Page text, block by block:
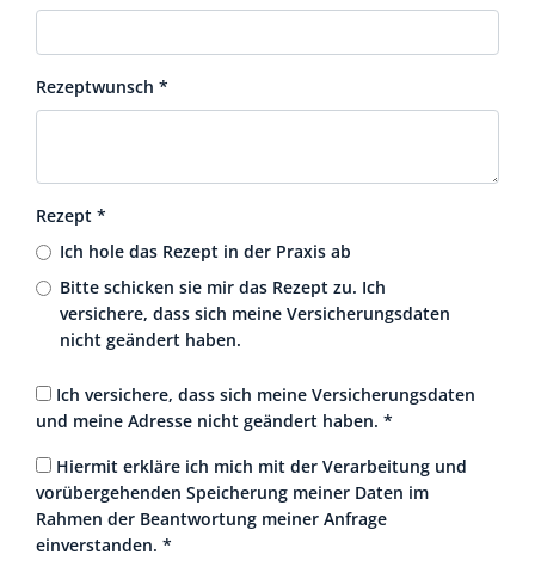
Rezeptwunsch *
Rezept *
Ich hole das Rezept in der Praxis ab
Bitte schicken sie mir das Rezept zu. Ich
versichere, dass sich meine Versicherungsdaten
nicht geändert haben.
Ich versichere, dass sich meine Versicherungsdaten
und meine Adresse nicht geändert haben. *
Hiermit erkläre ich mich mit der Verarbeitung und
vorübergehenden Speicherung meiner Daten im
Rahmen der Beantwortung meiner Anfrage
einverstanden. *